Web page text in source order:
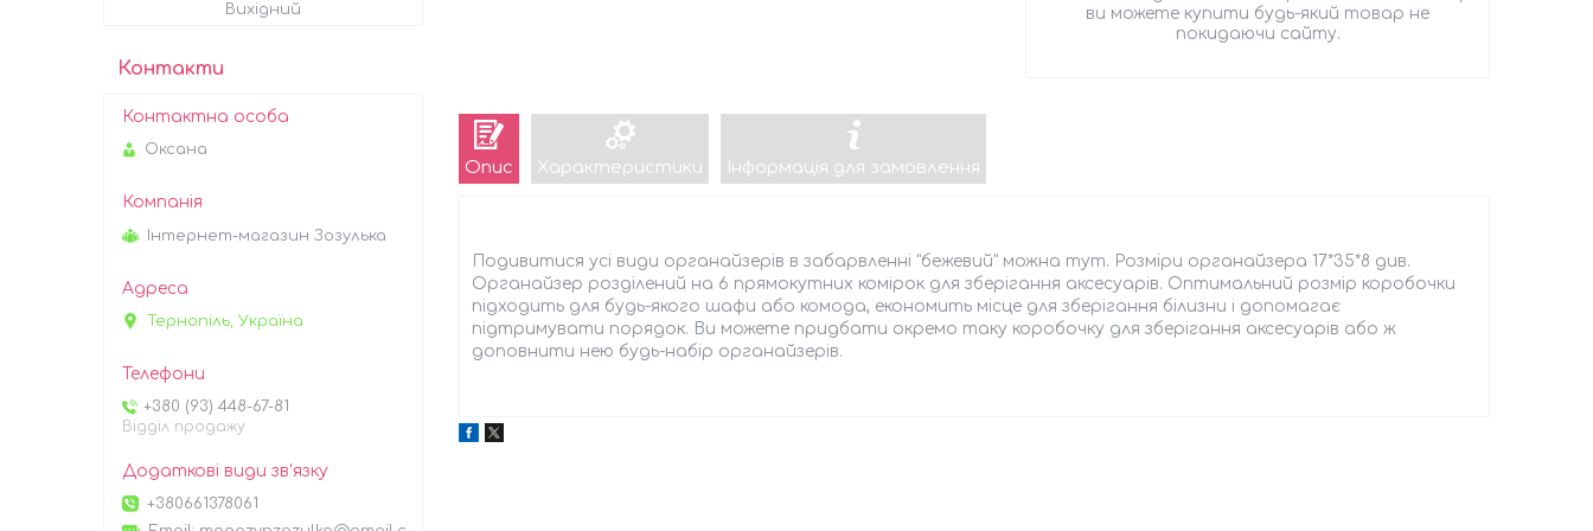
ви можете купити будь-який товар не
покидаючи сайту.
Опис Характеристики Інформація для замовлення
Подивитися усі види органайзерів в забарвленні "бежевий" можна тут. Розміри органайзера 17*35*8 див.
Органайзер розділений на 6 прямокутних комірок для зберігання аксесуарів. Оптимальний розмір коробочки
підходить для будь-якого шафи або комода, економить місце для зберігання білизни і допомагає
підтримувати порядок. Ви можете придбати окремо таку коробочку для зберігання аксесуарів або ж
доповнити нею будь-набір органайзерів.
Вихідний
Контакти
Оксана
Інтернет-магазин Зозулька
Тернопіль, Україна
+380 (93) 448-67-81
Відділ продажу
+380661378061